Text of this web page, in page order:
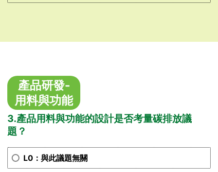
產品研發-
用料與功能
3.產品用料與功能的設計是否考量碳排放議
題？
L0：與此議題無關